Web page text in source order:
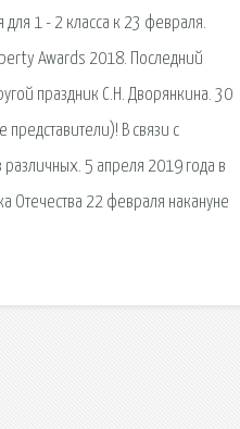
1 - 2 класса к 23 февраля.
Awards 2018. Последний
праздник С.Н. Дворянкина. 30
В связи с
5 апреля 2019 года в
Отечества 22 февраля накануне